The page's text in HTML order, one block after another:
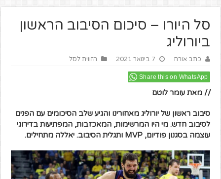
סל היורו – סיכום הסיבוב הראשון
ביורוליג
כתב אורח 7 בינואר 2021 הזווית לסל
Share this on WhatsApp
// מאת עומר לוטם
סיבוב ראשון של יורוליג מאחורינו והגיע שלב הסיכומים עם הפנים
לסיבוב חדש. מי היו המרשימות, המאכזבות, המפתיעות בדירוגי
עוצמה בסגנון פודיום, MVP ותגלית הסיבוב. יאללה מתחילים.